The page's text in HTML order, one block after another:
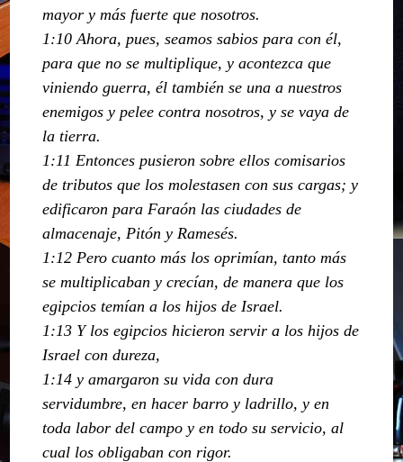
mayor y más fuerte que nosotros.
1:10 Ahora, pues, seamos sabios para con él,
para que no se multiplique, y acontezca que
viniendo guerra, él también se una a nuestros
enemigos y pelee contra nosotros, y se vaya de
la tierra.
1:11 Entonces pusieron sobre ellos comisarios
de tributos que los molestasen con sus cargas; y
edificaron para Faraón las ciudades de
almacenaje, Pitón y Ramesés.
1:12 Pero cuanto más los oprimían, tanto más
se multiplicaban y crecían, de manera que los
egipcios temían a los hijos de Israel.
1:13 Y los egipcios hicieron servir a los hijos de
Israel con dureza,
1:14 y amargaron su vida con dura
servidumbre, en hacer barro y ladrillo, y en
toda labor del campo y en todo su servicio, al
cual los obligaban con rigor.